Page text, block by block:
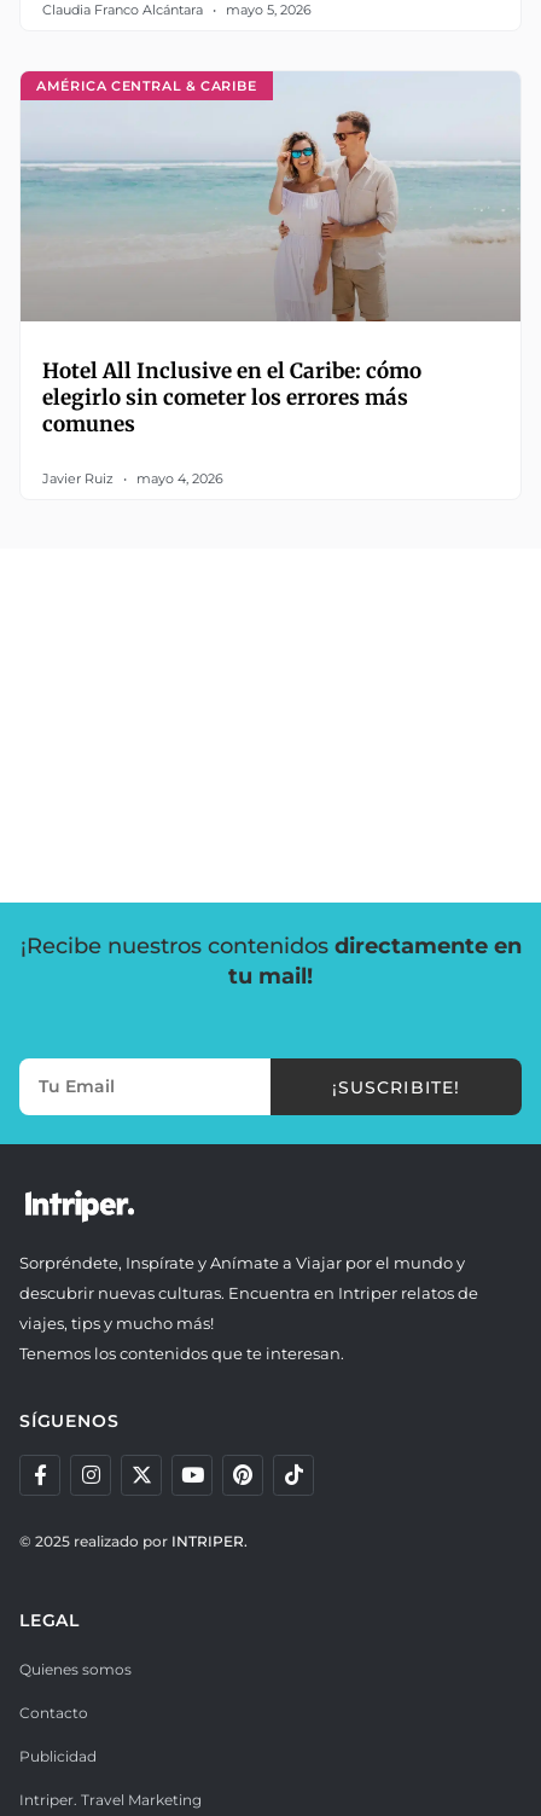
Claudia Franco Alcántara mayo 5, 2026
AMÉRICA CENTRAL & CARIBE
Hotel All Inclusive en el Caribe: cómo
elegirlo sin cometer los errores más
comunes
Javier Ruiz mayo 4, 2026
¡Recibe nuestros contenidos directamente en
tu mail!
¡SUSCRIBITE!
Sorpréndete, Inspírate y Anímate a Viajar por el mundo y
descubrir nuevas culturas. Encuentra en Intriper relatos de
viajes, tips y mucho más!
Tenemos los contenidos que te interesan.
SÍGUENOS
© 2025 realizado por INTRIPER.
LEGAL
Quienes somos
Contacto
Publicidad
Intriper. Travel Marketing